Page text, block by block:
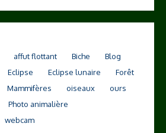
affut flottant Biche
Blog
Eclipse Eclipse lunaire
Forêt
Mammifères oiseaux
ours
Photo animalière
webcam